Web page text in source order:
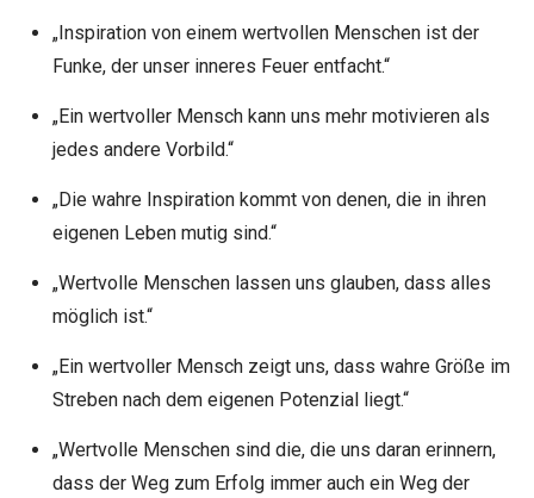
„Inspiration von einem wertvollen Menschen ist der
Funke, der unser inneres Feuer entfacht.“
„Ein wertvoller Mensch kann uns mehr motivieren als
jedes andere Vorbild.“
„Die wahre Inspiration kommt von denen, die in ihren
eigenen Leben mutig sind.“
„Wertvolle Menschen lassen uns glauben, dass alles
möglich ist.“
„Ein wertvoller Mensch zeigt uns, dass wahre Größe im
Streben nach dem eigenen Potenzial liegt.“
„Wertvolle Menschen sind die, die uns daran erinnern,
dass der Weg zum Erfolg immer auch ein Weg der